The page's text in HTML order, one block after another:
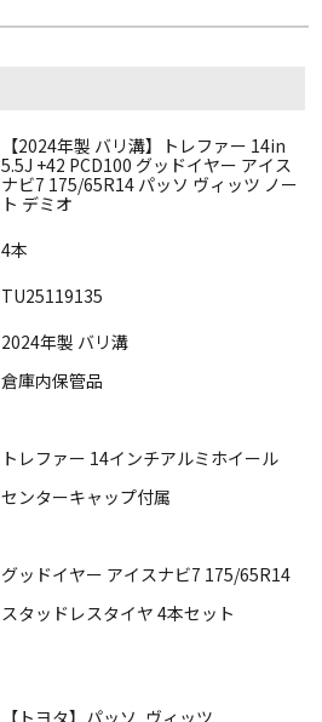
【2024年製 バリ溝】トレファー 14in
5.5J +42 PCD100 グッドイヤー アイス
ナビ7 175/65R14 パッソ ヴィッツ ノー
ト デミオ
4本
TU25119135
2024年製 バリ溝
倉庫内保管品
トレファー 14インチアルミホイール
センターキャップ付属
グッドイヤー アイスナビ7 175/65R14
スタッドレスタイヤ 4本セット